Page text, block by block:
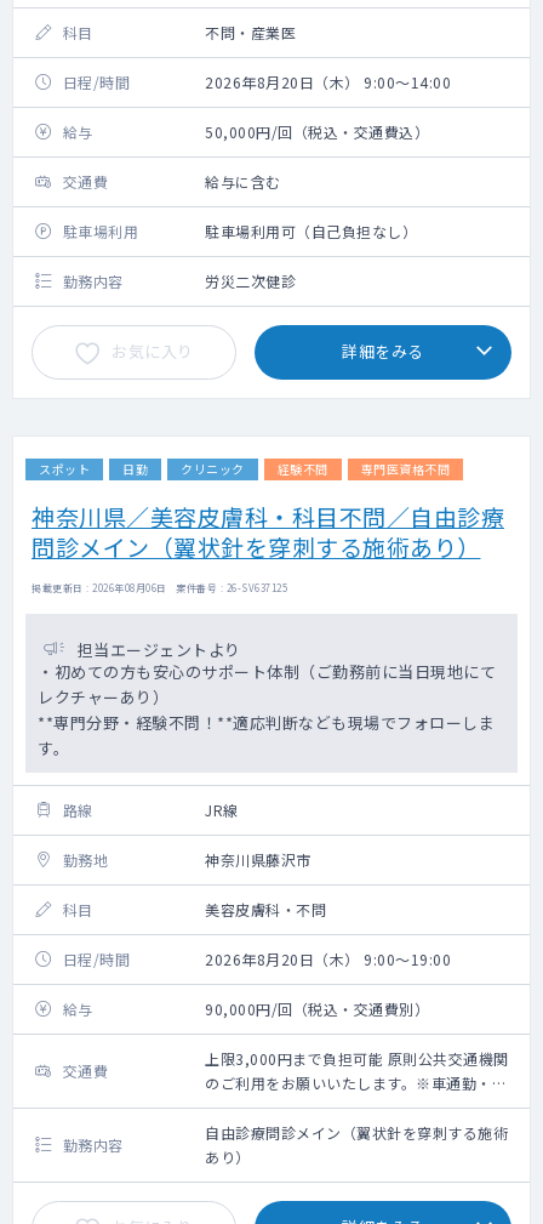
科目 不問・産業医
日程/時間 2026年8月20日（木） 9:00～14:00
給与 50,000円/回（税込・交通費込）
交通費 給与に含む
駐車場利用 駐車場利用可（自己負担なし）
勤務内容 労災二次健診
お気に入り 詳細をみる
スポット 日勤 クリニック 経験不問 専門医資格不問
神奈川県／美容皮膚科・科目不問／自由診療
問診メイン（翼状針を穿刺する施術あり）
掲載更新日 : 2026年08月06日 案件番号 : 26-SV637125
担当エージェントより
・初めての方も安心のサポート体制（ご勤務前に当日現地にて
レクチャーあり）
**専門分野・経験不問！**適応判断なども現場でフォローしま
す。
路線 JR線
勤務地 神奈川県藤沢市
科目 美容皮膚科・不問
日程/時間 2026年8月20日（木） 9:00～19:00
給与 90,000円/回（税込・交通費別）
交通費
上限3,000円まで負担可能 原則公共交通機関
のご利用をお願いいたします。※車通勤・タ
クシー利用要相談
勤務内容
自由診療問診メイン（翼状針を穿刺する施術
あり）